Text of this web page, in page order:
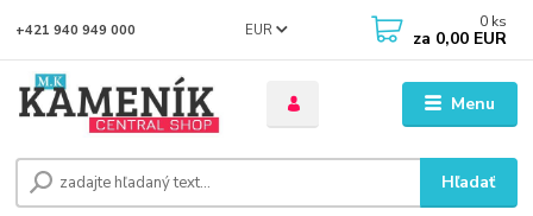
Menu
EUR
Hľadať
+421 940 949 000 0 ks
za 0,00 EUR